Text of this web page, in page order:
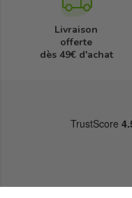
Livraison
offerte
dès 49€ d'achat